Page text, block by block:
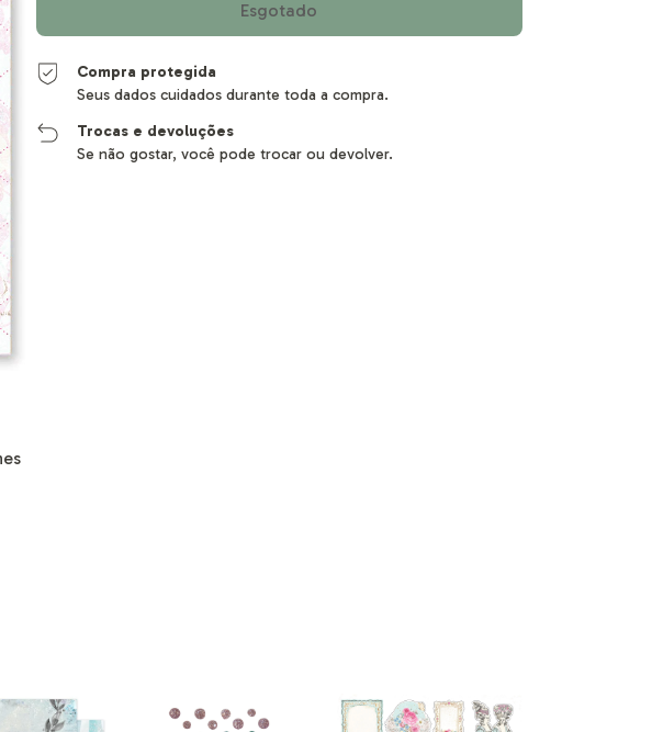
Compra protegida
Seus dados cuidados durante toda a compra.
Trocas e devoluções
Se não gostar, você pode trocar ou devolver.